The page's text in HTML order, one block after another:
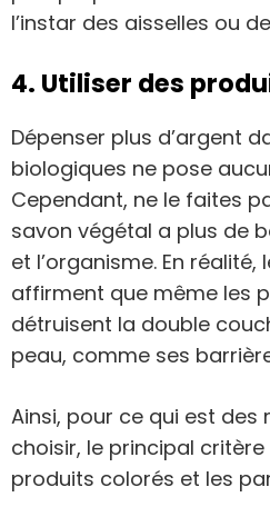
l’instar des aisselles ou
4. Utiliser des
Dépenser plus d’argent
biologiques ne pose
Cependant, ne le faites
savon végétal a plus de
et l’organisme. En
affirment que même les
détruisent la double
peau, comme ses
Ainsi, pour ce qui est des
choisir, le principal critère
produits colorés et les